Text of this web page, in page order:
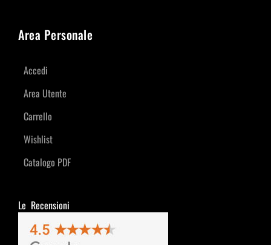
Area Personale
Accedi
Area Utente
Carrello
Wishlist
Catalogo PDF
Le Recensioni